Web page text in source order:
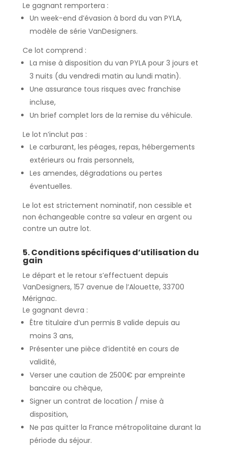
Le gagnant remportera :
Un week-end d’évasion à bord du van PYLA,
modèle de série VanDesigners.
Ce lot comprend :
La mise à disposition du van PYLA pour 3 jours et
3 nuits (du vendredi matin au lundi matin).
Une assurance tous risques avec franchise
incluse,
Un brief complet lors de la remise du véhicule.
Le lot n’inclut pas :
Le carburant, les péages, repas, hébergements
extérieurs ou frais personnels,
Les amendes, dégradations ou pertes
éventuelles.
Le lot est strictement nominatif, non cessible et
non échangeable contre sa valeur en argent ou
contre un autre lot.
5. Conditions spécifiques d’utilisation du
gain
Le départ et le retour s’effectuent depuis
VanDesigners, 157 avenue de l’Alouette, 33700
Mérignac.
Le gagnant devra :
Être titulaire d’un permis B valide depuis au
moins 3 ans,
Présenter une pièce d’identité en cours de
validité,
Verser une caution de 2500€ par empreinte
bancaire ou chèque,
Signer un contrat de location / mise à
disposition,
Ne pas quitter la France métropolitaine durant la
période du séjour.